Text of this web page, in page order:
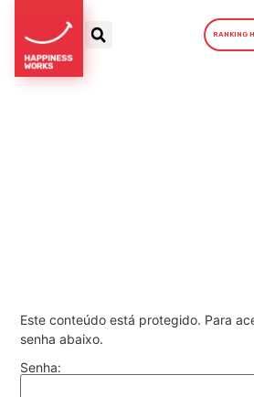
RANKING
Este conteúdo está protegido. Para
senha abaixo.
Senha: